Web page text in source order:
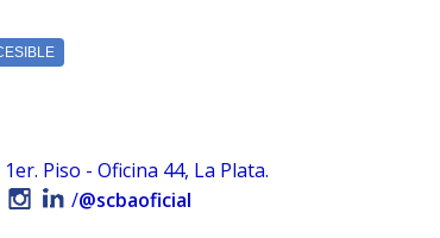
Piso - Oficina 44, La Plata.
/@scbaoficial